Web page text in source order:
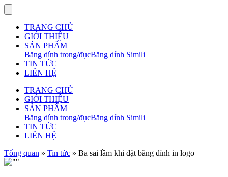
TRANG CHỦ
GIỚI THIỆU
SẢN PHẨM
Băng dính trong/đụcBăng dính Simili
TIN TỨC
LIÊN HỆ
TRANG CHỦ
GIỚI THIỆU
SẢN PHẨM
Băng dính trong/đụcBăng dính Simili
TIN TỨC
LIÊN HỆ
Tổng quan » Tin tức » Ba sai lầm khi đặt băng dính in logo